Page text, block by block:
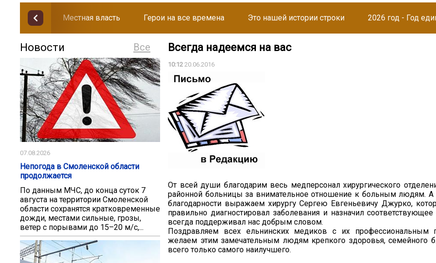
Местная власть Герои на все времена Это нашей истории строки 2026 год - Год
Все
Новости
07.08.2026
Непогода в Смоленской области
продолжается
По данным МЧС, до конца суток 7
августа на территории Смоленской
области сохранятся кратковременные
дожди, местами сильные, грозы,
ветер с порывами до 15–20 м/с,...
Всегда надеемся на вас
10:12 20.06.2016
От всей души благодарим весь медперсонал хирургического
районной больницы за внимательное отношение к больным людям. А
благодарности выражаем хирургу Сергею Евгеньевичу Джурко,
правильно диагностировал заболевания и назначил
всегда поддерживал нас добрым словом.
Поздравляем всех ельнинских медиков с их профессиональным
желаем этим замечательным людям крепкого здоровья, семейного
всего только самого наилучшего.